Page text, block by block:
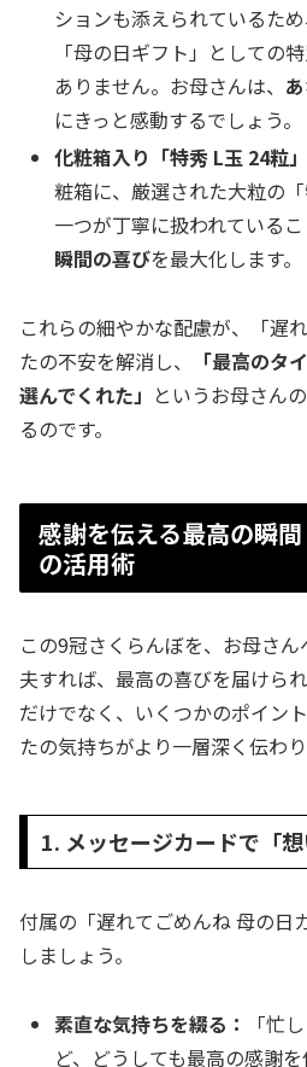
ションも添えられているた
「母の日ギフト」としての
ありません。お母さんは、
にきっと感動するでしょう。
化粧箱入り「特秀 L玉 24粒」
粧箱に、厳選された大粒の
一つが丁寧に扱われているこ
瞬間の喜びを最大化します。
これらの細やかな配慮が、「遅
たの不安を解消し、
「最高のタ
選んでくれた」 というお母さん
るのです。
感謝を伝える最高の瞬
の活用術
この9冠さくらんぼを、お母さ
夫すれば、最高の喜びを届けら
だけでなく、いくつかのポイン
たの気持ちがより一層深く伝わり
1. メッセージカードで「
付属の「遅れてごめんね 母の日
しましょう。
素直な気持ちを綴る：
「忙
ど、どうしても最高の感謝